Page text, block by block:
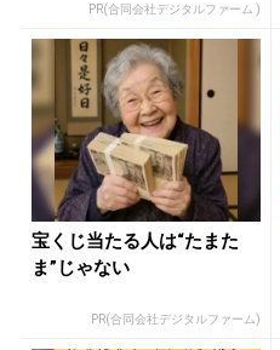
PR(合同会社デジタルファーム )
宝くじ当たる人は“たまた
ま”じゃない
PR(合同会社デジタルファーム)